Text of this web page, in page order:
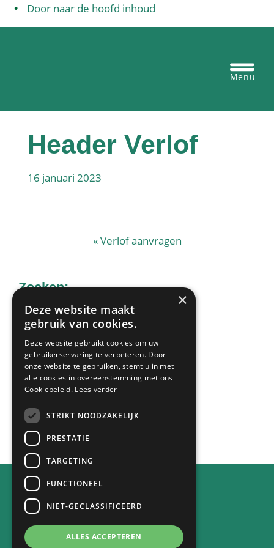
Door naar de hoofd inhoud
Header Verlof
16 januari 2023
«Verlof aanvragen
Zoeken:
Zoek
op
deze
website
Laatste nieuws:
Alle berichten
Contact
4132 VE Vianen
×
Deze website maakt
gebruik van cookies.
Deze website gebruikt cookies om uw
gebruikerservaring te verbeteren. Door
onze website te gebruiken, stemt u in met
alle cookies in overeenstemming met ons
Cookiebeleid. Lees verder
STRIKT NOODZAKELIJK
PRESTATIE
TARGETING
FUNCTIONEEL
NIET-GECLASSIFICEERD
ALLES ACCEPTEREN